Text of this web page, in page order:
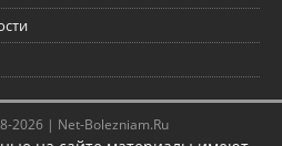
2026 | Net-Bolezniam.Ru